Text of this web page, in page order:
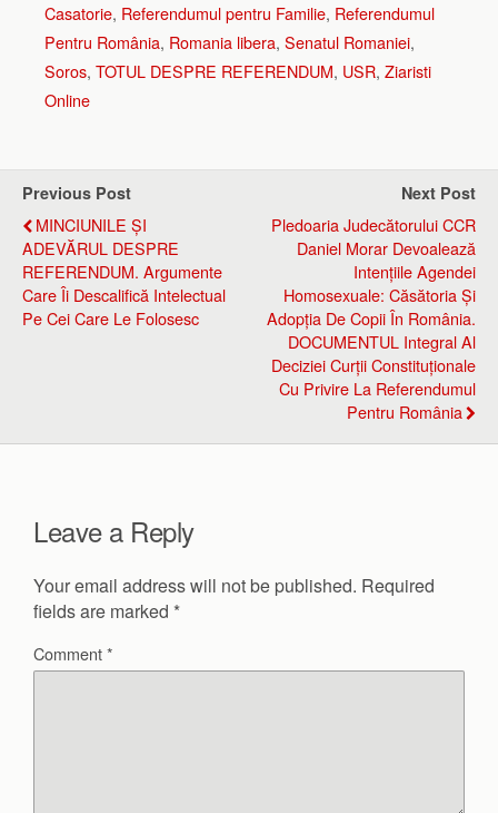
Casatorie, Referendumul pentru Familie, Referendumul
Pentru România, Romania libera, Senatul Romaniei,
Soros, TOTUL DESPRE REFERENDUM, USR, Ziaristi
Online
Previous Post
MINCIUNILE ȘI
ADEVĂRUL DESPRE
REFERENDUM. Argumente
Care Îi Descalifică Intelectual
Pe Cei Care Le Folosesc
Next Post
Pledoaria Judecătorului CCR
Daniel Morar Devoalează
Intențiile Agendei
Homosexuale: Căsătoria Și
Adopția De Copii În România.
DOCUMENTUL Integral Al
Deciziei Curții Constituționale
Cu Privire La Referendumul
Pentru România
Leave a Reply
Your email address will not be published. Required
fields are marked *
Comment*